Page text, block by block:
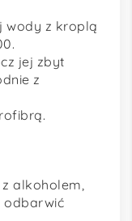
wody z kroplą
jej zbyt
z
alkoholem,
odbarwić